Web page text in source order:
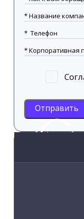
Отправить